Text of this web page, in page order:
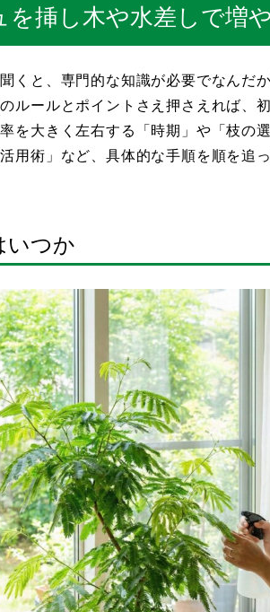
を挿し木や水差しで増
くと、専門的な知識が必要でなんだ
ルールとポイントさえ押さえれば、
を大きく左右する「時期」や「枝の
用術」など、具体的な手順を順を追
いつか